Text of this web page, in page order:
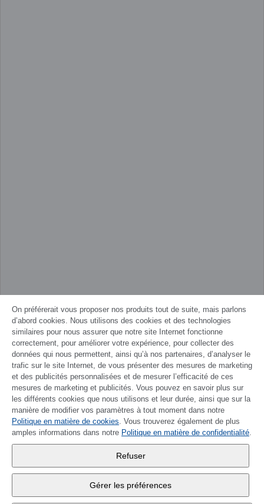
DEUTSCH
Fabrikstrasse 10, 3176 Neuenegg
On préférerait vous proposer nos produits tout de suite, mais parlons
d’abord cookies. Nous utilisons des cookies et des technologies
similaires pour nous assurer que notre site Internet fonctionne
correctement, pour améliorer votre expérience, pour collecter des
données qui nous permettent, ainsi qu’à nos partenaires, d’analyser le
trafic sur le site Internet, de vous présenter des mesures de marketing
et des publicités personnalisées et de mesurer l’efficacité de ces
mesures de marketing et publicités. Vous pouvez en savoir plus sur
les différents cookies que nous utilisons et leur durée, ainsi que sur la
manière de modifier vos paramètres à tout moment dans notre
Politique en matière de cookies. Vous trouverez également de plus
amples informations dans notre Politique en matière de confidentialité.
Refuser
Gérer les préférences